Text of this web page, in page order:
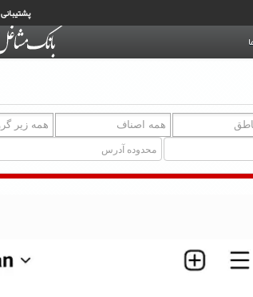
پشتیبانی 24 ساعته در خدمت شماست